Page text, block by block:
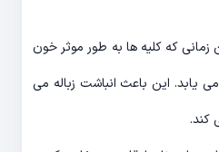
که کلیه ها به طور موثر خون
یابد. این باعث انباشت زباله می
کند.